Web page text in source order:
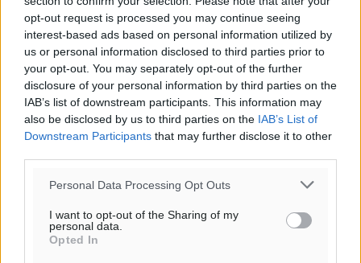
opt-out request is processed you may continue seeing
interest-based ads based on personal information utilized by
us or personal information disclosed to third parties prior to
your opt-out. You may separately opt-out of the further
disclosure of your personal information by third parties on the
IAB’s list of downstream participants. This information may
also be disclosed by us to third parties on the IAB’s List of
Downstream Participants that may further disclose it to other
Personal Data Processing Opt Outs
I want to opt-out of the Sharing of my
personal data.
Opted In